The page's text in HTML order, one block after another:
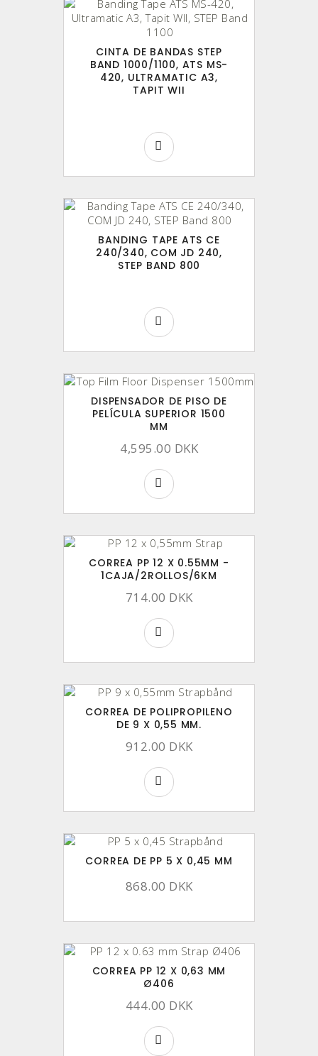
CINTA DE BANDAS STEP
BAND 1000/1100, ATS MS-
420, ULTRAMATIC A3,
TAPIT WII
BANDING TAPE ATS CE
240/340, COM JD 240,
STEP BAND 800
DISPENSADOR DE PISO DE
PELÍCULA SUPERIOR 1500
MM
4,595.00 DKK
CORREA PP 12 X 0.55MM -
1CAJA/2ROLLOS/6KM
714.00 DKK
CORREA DE POLIPROPILENO
DE 9 X 0,55 MM.
912.00 DKK
CORREA DE PP 5 X 0,45 MM
868.00 DKK
CORREA PP 12 X 0,63 MM
Ø406
444.00 DKK